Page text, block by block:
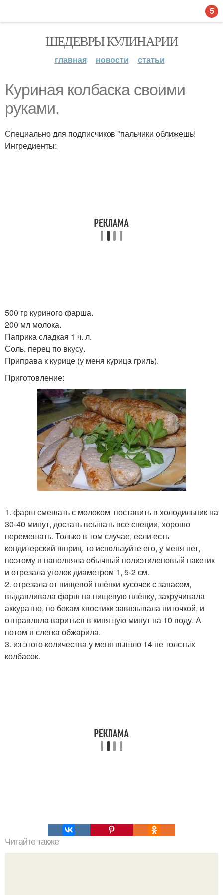
ШЕДЕВРЫ КУЛИНАРИИ
главная новости статьи
Куриная колбаска своими
руками.
Специально для подписчиков "пальчики оближешь!
Ингредиенты:
500 гр куриного фарша.
200 мл молока.
Паприка сладкая 1 ч. л.
Соль, перец по вкусу.
Приправа к курице (у меня курица гриль).
Приготовление:
1. фарш смешать с молоком, поставить в холодильник на
30-40 минут, достать всыпать все специи, хорошо
перемешать. Только в том случае, если есть
кондитерский шприц, то используйте его, у меня нет,
поэтому я наполняла обычный полиэтиленовый пакетик
и отрезала уголок диаметром 1, 5-2 см.
2. отрезала от пищевой плёнки кусочек с запасом,
выдавливала фарш на пищевую плёнку, закручивала
аккуратно, по бокам хвостики завязывала ниточкой, и
отправляла вариться в кипящую минут на 10 воду. А
потом я слегка обжарила.
3. из этого количества у меня вышло 14 не толстых
колбасок.
Читайте также
5